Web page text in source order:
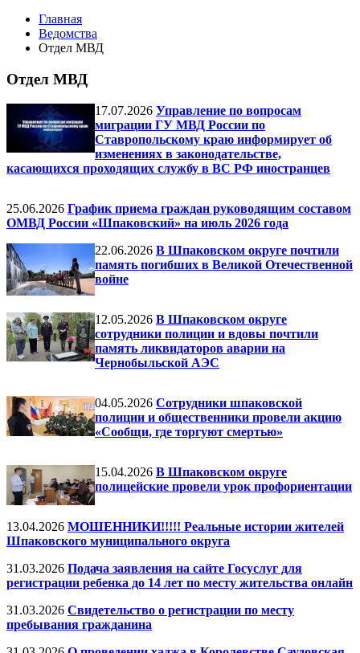
Главная
Ведомства
Отдел МВД
Отдел МВД
17.07.2026 Управление по вопросам
миграции ГУ МВД России по
Ставропольскому краю информирует об
изменениях в законодательстве,
касающихся проходящих службу в ВС РФ иностранцев
25.06.2026 График приема граждан руководящим составом
ОМВД России «Шпаковский» на июль 2026 года
22.06.2026 В Шпаковском округе почтили
память погибших в Великой Отечественной
войне
12.05.2026 В Шпаковском округе
сотрудники полиции и вдовы почтили
память ликвидаторов аварии на
Чернобыльской АЭС
04.05.2026 Сотрудники шпаковской
полиции и общественники провели акцию
«Сообщи, где торгуют смертью»
15.04.2026 В Шпаковском округе
полицейские провели урок профориентации
13.04.2026 МОШЕННИКИ!!!!! Реальные истории жителей
Шпаковского муниципального округа
31.03.2026 Подача заявления на сайте Госуслуг для
регистрации ребенка до 14 лет по месту жительства онлайн
31.03.2026 Свидетельство о регистрации по месту
пребывания гражданина